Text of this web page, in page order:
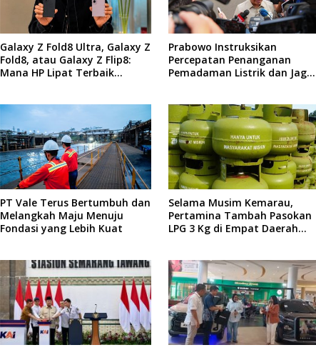
Galaxy Z Fold8 Ultra, Galaxy Z
Fold8, atau Galaxy Z Flip8:
Mana HP Lipat Terbaik
Prabowo Instruksikan
Percepatan Penanganan
Pemadaman Listrik dan Jaga
PT Vale Terus Bertumbuh dan
Melangkah Maju Menuju
Fondasi yang Lebih Kuat
Selama Musim Kemarau,
Pertamina Tambah Pasokan
LPG 3 Kg di Empat Daerah